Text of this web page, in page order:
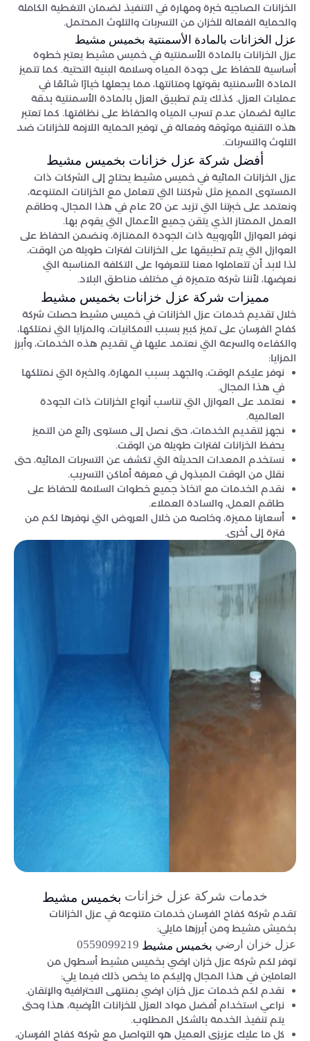
الخزانات الصاجية خبرة ومهارة في التنفيذ لضمان التغطية الكاملة
والحماية الفعالة للخزان من التسربات والتلوث المحتمل.
عزل الخزانات بالمادة الأسمنتية بخميس مشيط
عزل الخزانات بالمادة الأسمنتية في خميس مشيط يعتبر خطوة
أساسية للحفاظ على جودة المياه وسلامة البنية التحتية. كما تتميز
المادة الأسمنتية بقوتها ومتانتها، مما يجعلها خيارًا شائعًا في
عمليات العزل. كذلك يتم تطبيق العزل بالمادة الأسمنتية بدقة
عالية لضمان عدم تسرب المياه والحفاظ على نظافتها. كما تعتبر
هذه التقنية موثوقة وفعالة في توفير الحماية اللازمة للخزانات ضد
التلوث والتسربات.
أفضل شركة عزل خزانات بخميس مشيط
عزل الخزانات المائية في خميس مشيط يحتاج إلى الشركات ذات
المستوى المميز مثل شركتنا التي تتعامل مع الخزانات المتنوعة،
ونعتمد على خبرتنا التي تزيد عن 20 عام في هذا المجال، وطاقم
العمل الممتاز الذي يتقن جميع الأعمال التي يقوم بها.
نوفر العوازل الأوروبية ذات الجودة الممتازة، ونضمن الحفاظ على
العوازل التي يتم تطبيقها على الخزانات لفترات طويلة من الوقت،
لذا لابد أن تتعاملوا معنا لتتعرفوا على التكلفة المناسبة التي
نعرضها، لأننا شركة متميزة في مختلف مناطق البلاد.
مميزات شركة عزل خزانات بخميس مشيط
خلال تقديم خدمات عزل الخزانات في خميس مشيط حصلت شركة
كفاح الفرسان على تميز كبير بسبب الامكانيات، والمزايا التي نمتلكها،
والكفاءه والسرعة التي نعتمد عليها في تقديم هذه الخدمات، وأبرز
المزايا:
نوفر عليكم الوقت، والجهد بسبب المهارة، والخبرة التي نمتلكها
في هذا المجال.
نعتمد على العوازل التي تناسب أنواع الخزانات ذات الجودة
العالمية.
نجهز لتقديم الخدمات، حتى نصل إلى مستوى رائع من التميز
يحفظ الخزانات لفترات طويلة من الوقت.
نستخدم المعدات الحديثة التي تكشف عن التسربات المائية، حتى
نقلل من الوقت المبذول في معرفة أماكن التسريب.
نقدم الخدمات مع اتخاذ جميع خطوات السلامة للحفاظ على
طاقم العمل، والسادة العملاء.
أسعارنا مميزة، وخاصة من خلال العروض التي نوفرها لكم من
فترة إلى أخرى.
خدمات شركة عزل خزانات بخميس مشيط
تقدم شركة كفاح الفرسان خدمات متنوعة في عزل الخزانات
بخميش مشيط ومن أبرزها مايلي:
عزل خزان ارضي بخميس مشيط
توفر لكم شركة عزل خزان ارضي بخميس مشيط أسطول من
العاملين في هذا المجال وإليكم ما يخص ذلك فيما يلي:
نقدم لكم خدمات عزل خزان ارضي بمنتهى الاحترافية والإتقان.
نراعي استخدام أفضل مواد العزل للخزانات الأرضية، هذا وحتى
يتم تنفيذ الخدمة بالشكل المطلوب.
كل ما عليك عزيزي العميل هو التواصل مع شركة كفاح الفرسان،